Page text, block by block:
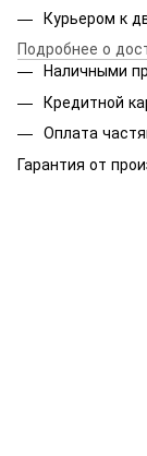
Курьером к
Подробнее о
Наличными
Кредитной
Оплата
Гарантия от